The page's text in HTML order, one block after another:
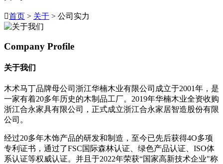
首页 > 关于 > 公司实力
Company Profile
关于我们
木术马丁品牌母公司浙江华楠木业有限公司成立于2001年，是
一家有着20多年历史的木制品工厂。2019年华楠木业全资收购
浙江合永家具有限公司，正式成立浙江合永家居智造股份有限
公司。
经过20多年木饰产品的研发和制造，至今已先后获得4O多项
专利证书，通过了FSC国际森林认证、绿色产品认证、ISO体
系认证等权威认证。并且于2022年荣获“国家高新技术企业"称